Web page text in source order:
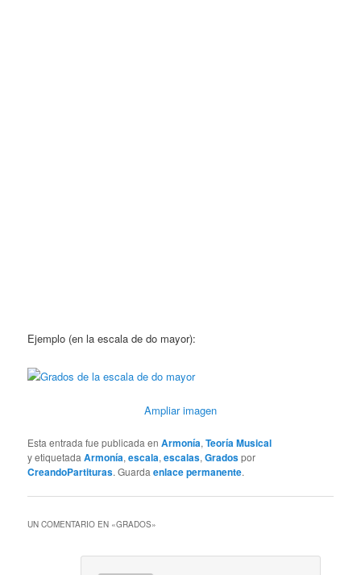
Ejemplo (en la escala de do mayor):
Ampliar imagen
Esta entrada fue publicada enArmonía,Teoría Musical
y etiquetadaArmonía,escala,escalas,Gradospor
CreandoPartituras. Guardaenlace permanente.
UN COMENTARIO EN «GRADOS»